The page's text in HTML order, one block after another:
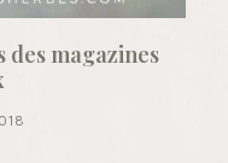
des magazines